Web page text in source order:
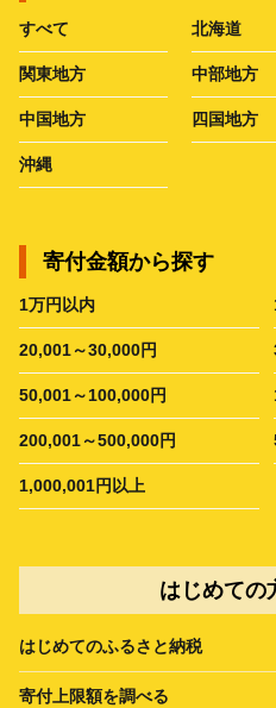
すべて 北海道
関東地方 中部地方
中国地方 四国地方
沖縄
寄付金額から探す
1万円以内
20,001～30,000円
50,001～100,000円
200,001～500,000円
1,000,001円以上
はじめての
はじめてのふるさと納税
寄付上限額を調べる